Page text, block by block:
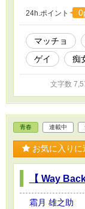
24h.ポイント
マッチョ
ゲイ
痴
文字数
青春 連載中
お気に入りに
【 Way
霜月 雄之助